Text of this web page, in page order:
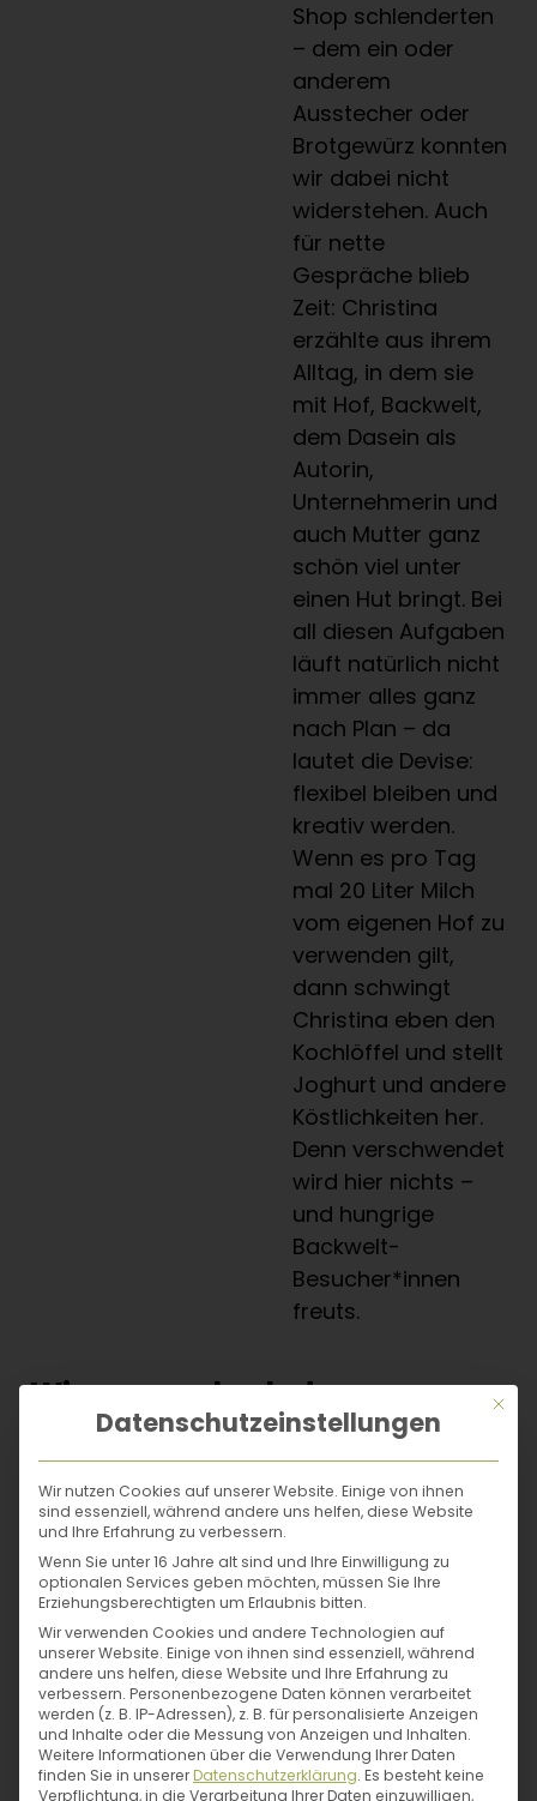
Shop schlenderten
– dem ein oder
anderem
Ausstecher oder
Brotgewürz konnten
wir dabei nicht
widerstehen. Auch
für nette
Gespräche blieb
Zeit: Christina
erzählte aus ihrem
Alltag, in dem sie
mit Hof, Backwelt,
dem Dasein als
Autorin,
Unternehmerin und
auch Mutter ganz
schön viel unter
einen Hut bringt. Bei
all diesen Aufgaben
läuft natürlich nicht
immer alles ganz
nach Plan – da
lautet die Devise:
flexibel bleiben und
kreativ werden.
Wenn es pro Tag
mal 20 Liter Milch
vom eigenen Hof zu
verwenden gilt,
dann schwingt
Christina eben den
Kochlöffel und stellt
Joghurt und andere
Köstlichkeiten her.
Denn verschwendet
wird hier nichts –
und hungrige
Backwelt-
Besucher*innen
freuts.
Wir sagen danke!
Wir sagen danke an Christina Bauer für
diesen großartigen Tag, die spannenden
Einblicke hinter die Kulissen und vor allem
auch für die schöne Zeit, die wir zusammen
verbringen durften. Wir freuen uns schon
auf ein Wiedersehen und wer weiß, wohin
uns der nächste Ausflug führt, wenn der
Büroalltag mal wieder für einen Tag zur
Seite gelegt wird.
Mit
Datenschutzeinstellungen
Wir nutzen Cookies auf unserer Website. Einige von ihnen
sind essenziell, während andere uns helfen, diese Website
und Ihre Erfahrung zu verbessern.
Wenn Sie unter 16 Jahre alt sind und Ihre Einwilligung zu
optionalen Services geben möchten, müssen Sie Ihre
Erziehungsberechtigten um Erlaubnis bitten.
Wir verwenden Cookies und andere Technologien auf
unserer Website. Einige von ihnen sind essenziell, während
andere uns helfen, diese Website und Ihre Erfahrung zu
verbessern. Personenbezogene Daten können verarbeitet
werden (z. B. IP-Adressen), z. B. für personalisierte Anzeigen
und Inhalte oder die Messung von Anzeigen und Inhalten.
Weitere Informationen über die Verwendung Ihrer Daten
finden Sie in unsererDatenschutzerklärung. Es besteht keine
Verpflichtung, in die Verarbeitung Ihrer Daten einzuwilligen,